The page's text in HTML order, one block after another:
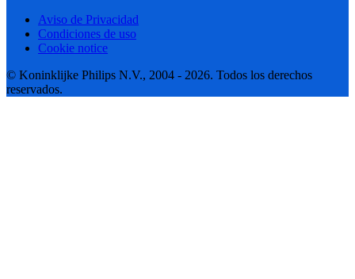
Aviso de Privacidad
Condiciones de uso
Cookie notice
© Koninklijke Philips N.V., 2004 - 2026. Todos los derechos
reservados.